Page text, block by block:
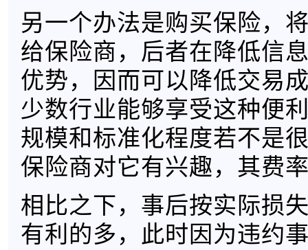
另一个办法是购买保险，
给保险商，后者在降低信
优势，因而可以降低交易
少数行业能够享受这种便
规模和标准化程度若不是
保险商对它有兴趣，其费
相比之下，事后按实际损
有利的多，此时因为违约